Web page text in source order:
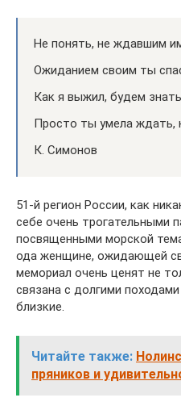
Не понять, не ждавшим
Ожиданием своим ты
Как я выжил, будем
Просто ты умела ждать,
К. Симонов
51-й регион России, как
себе очень трогательными
посвященными морской
ода женщине, ожидающей
мемориал очень ценят не
связана с долгими
близкие.
Читайте также:
пряников и